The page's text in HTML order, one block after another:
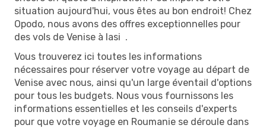
situation aujourd'hui, vous êtes au bon endroit! Chez
Opodo, nous avons des offres exceptionnelles pour
des vols de Venise à Iasi .
Vous trouverez ici toutes les informations
nécessaires pour réserver votre voyage au départ de
Venise avec nous, ainsi qu'un large éventail d'options
pour tous les budgets. Nous vous fournissons les
informations essentielles et les conseils d'experts
pour que votre voyage en Roumanie se déroule dans